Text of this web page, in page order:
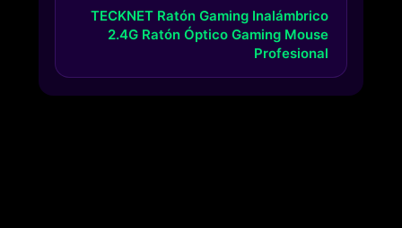
TECKNET Ratón Gaming Inalámbrico
2.4G Ratón Óptico Gaming Mouse
Profesional